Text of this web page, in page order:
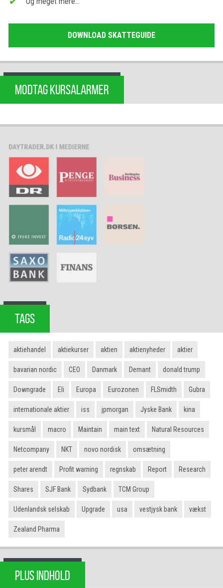
DOWNLOAD SKATTEGUIDE
MODTAG KURSALARMER
TAGS
aktiehandel aktiekurser aktien aktienyheder aktier
bavarian nordic CEO Danmark Demant donald trump
Downgrade Eli Europa Eurozonen FLSmidth Gubra
internationale aktier iss jpmorgan Jyske Bank kina
kursmål macro Maintain main text Natural Resources
Netcompany NKT novo nordisk omsætning
peter arendt Profit warning regnskab Report Research
Shares SJF Bank Sydbank TCM Group
Udenlandsk selskab Upgrade usa vestjysk bank vækst
Zealand Pharma
PLUS INDHOLD